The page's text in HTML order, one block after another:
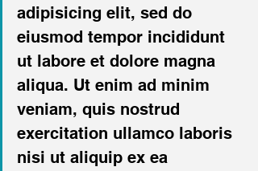
adipisicing elit, sed do
eiusmod tempor incididunt
ut labore et dolore magna
aliqua. Ut enim ad minim
veniam, quis nostrud
exercitation ullamco laboris
nisi ut aliquip ex ea